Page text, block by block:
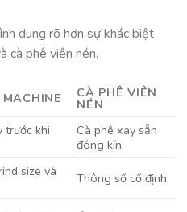
dung rõ hơn sự khác biệt
cà phê viên nén.
MACHINE CÀ PHÊ VIÊN
NÉN
trước khi
Cà phê xay sẵn
đóng kín
size và
Thông số cố định